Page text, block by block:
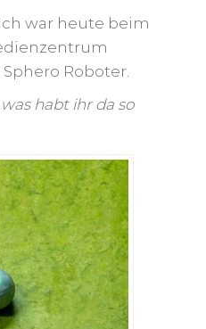
war heute beim
Roboter.
habt ihr da so